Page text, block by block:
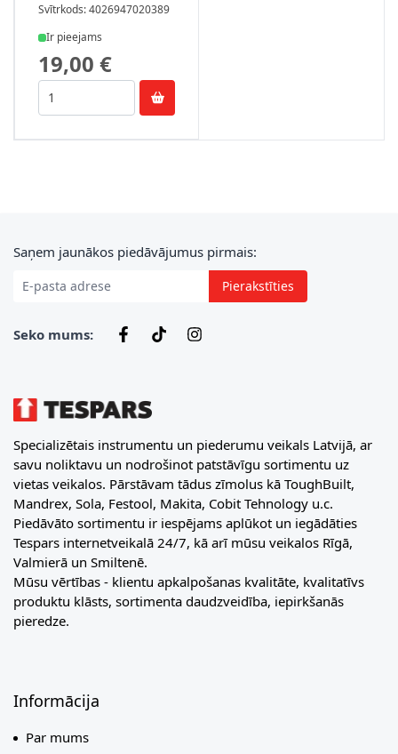
Svītrkods: 4026947020389
Ir pieejams
19,00 €
E-pasta adrese
Saņem jaunākos piedāvājumus pirmais:
Pierakstīties
Seko mums:
Specializētais instrumentu un piederumu veikals Latvijā, ar
savu noliktavu un nodrošinot patstāvīgu sortimentu uz
vietas veikalos. Pārstāvam tādus zīmolus kā ToughBuilt,
Mandrex, Sola, Festool, Makita, Cobit Tehnology u.c.
Piedāvāto sortimentu ir iespējams aplūkot un iegādāties
Tespars internetveikalā 24/7, kā arī mūsu veikalos Rīgā,
Valmierā un Smiltenē.
Mūsu vērtības - klientu apkalpošanas kvalitāte, kvalitatīvs
produktu klāsts, sortimenta daudzveidība, iepirkšanās
pieredze.
Informācija
Par mums